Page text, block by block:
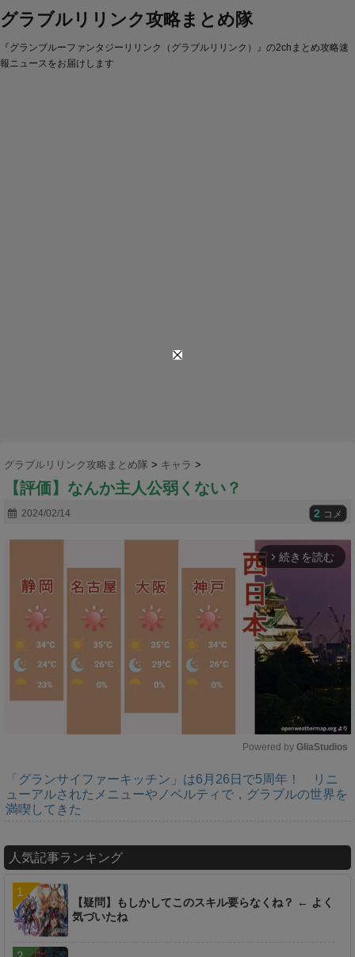
グラブルリリンク攻略まとめ隊
『グランブルーファンタジーリリンク（グラブルリリンク）』の2chまとめ攻略速
報ニュースをお届けします
グラブルリリンク攻略まとめ隊 > キャラ >
【評価】なんか主人公弱くない？
2024/02/14 2 コメ
arrow_forward_ios 続きを読む
M
u
Powered by GliaStudios
「グランサイファーキッチン」は6月26日で5周年！ リニ
ューアルされたメニューやノベルティで，グラブルの世界を
満喫してきた
人気記事ランキング
【疑問】もしかしてこのスキル要らなくね？ ← よく
気づいたね